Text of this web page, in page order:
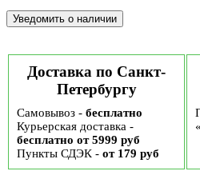
Доставка по Санкт-
Петербургу
Самовывоз - бесплатно
Курьерская доставка -
бесплатно от 5999 руб
Пункты СДЭК - от 179 руб
«